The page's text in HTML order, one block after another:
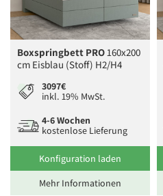
Boxspringbett PRO160x200
cm Eisblau (Stoff) H2/H4
3097€
inkl. 19% MwSt.
4-6 Wochen
kostenlose Lieferung
Konfiguration laden
Mehr Informationen